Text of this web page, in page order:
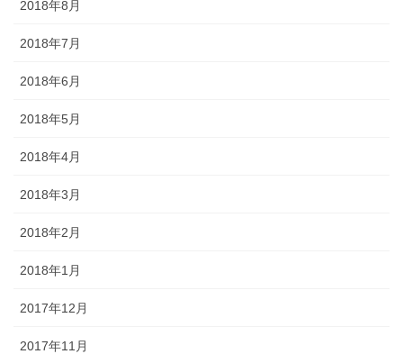
2018年8月
2018年7月
2018年6月
2018年5月
2018年4月
2018年3月
2018年2月
2018年1月
2017年12月
2017年11月